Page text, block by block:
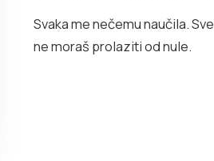
Svaka me nečemu naučila.
ne moraš prolaziti od nule.